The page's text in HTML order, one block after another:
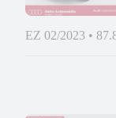
EZ 02/2023 •